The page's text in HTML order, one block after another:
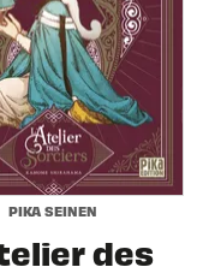
PIKA SEINEN
des